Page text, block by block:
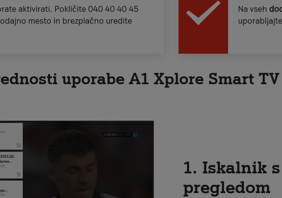
aktivirati. Pokličite 040 40 40 45
mesto in brezplačno uredite
Na vseh
uporabe A1 Xplore Smart
1. Iskalnik
pregledom